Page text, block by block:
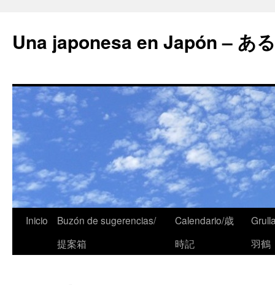
Una japonesa en Japón – あ
Inicio
Buzón de sugerencias/
提案箱
Calendario/歳
時記
羽鶴